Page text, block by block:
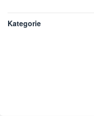
Kategorie